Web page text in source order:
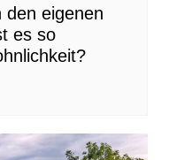
den eigenen
es so